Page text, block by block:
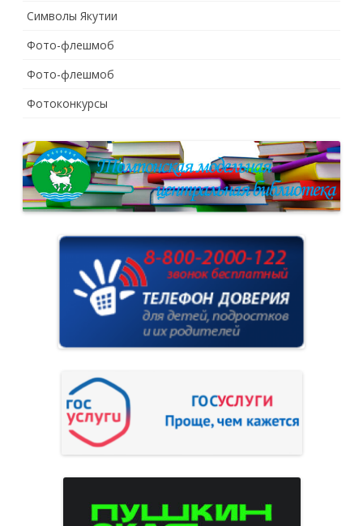
Символы Якутии
Фото-флешмоб
Фото-флешмоб
Фотоконкурсы